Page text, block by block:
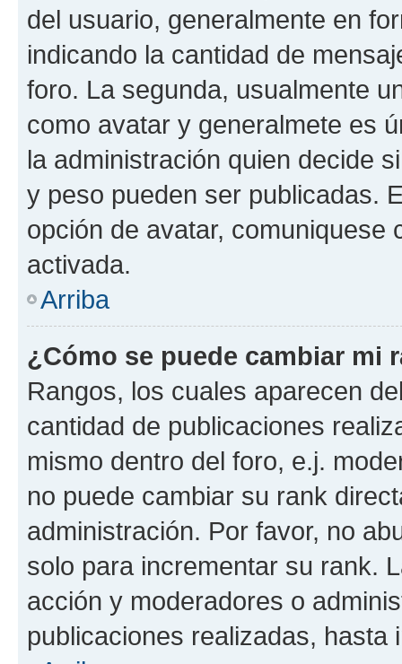
del usuario, generalmente en
indicando la cantidad de
foro. La segunda, usualmente
como avatar y generalmete es
la administración quien decide
y peso pueden ser publicadas.
opción de avatar, comuniquese
activada.
Arriba
¿Cómo se puede cambiar mi
Rangos, los cuales aparecen
cantidad de publicaciones
mismo dentro del foro, e.j.
no puede cambiar su rank
administración. Por favor, no
solo para incrementar su rank.
acción y moderadores o
publicaciones realizadas, hasta